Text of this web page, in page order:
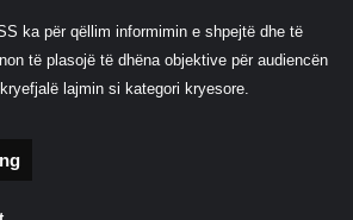
ka për qëllim informimin e shpejtë dhe të
të plasojë të dhëna objektive për audiencën
lajmin si kategori kryesore.